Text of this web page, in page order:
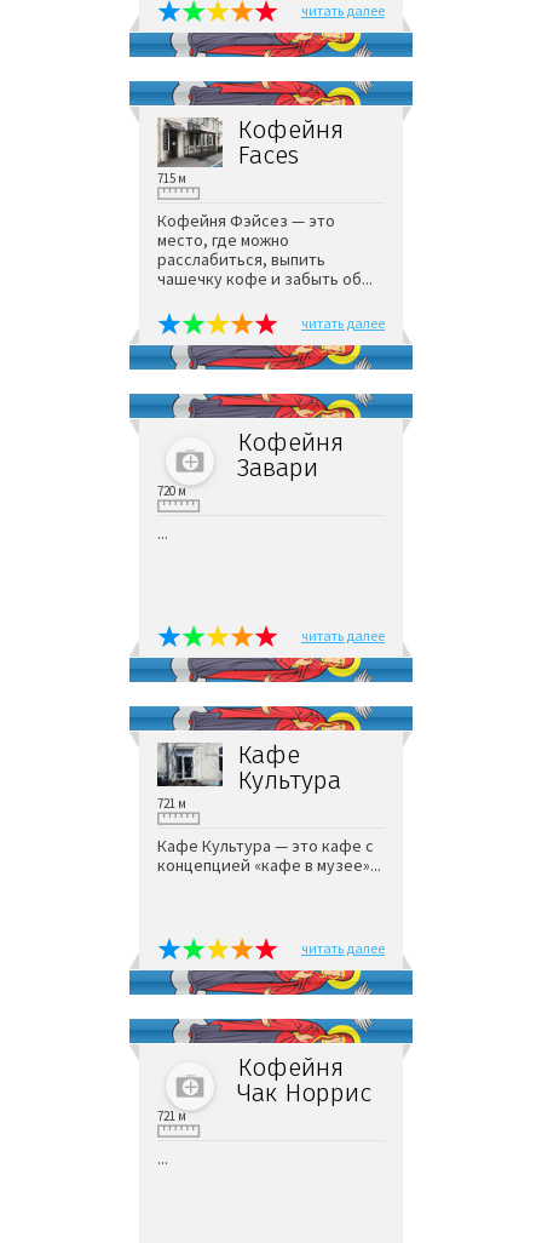
читать далее
Кофейня
Faces
715 м
Кофейня Фэйсез — это
место, где можно
расслабиться, выпить
чашечку кофе и забыть об...
читать далее
Кофейня
Завари
720 м
...
читать далее
Кафе
Культура
721 м
Кафе Культура — это кафе с
концепцией «кафе в музее»...
читать далее
Кофейня
Чак Норрис
721 м
...